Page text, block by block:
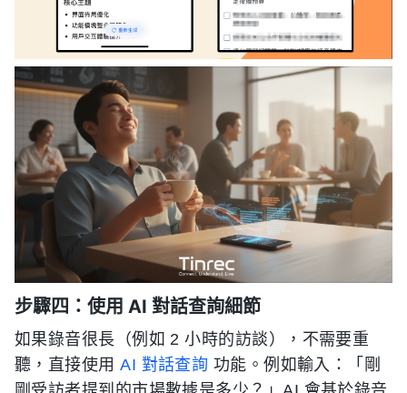
步驟四：使用 AI 對話查詢細節
如果錄音很長（例如 2 小時的訪談），不需要重
聽，直接使用AI 對話查詢 功能。例如輸入：「剛